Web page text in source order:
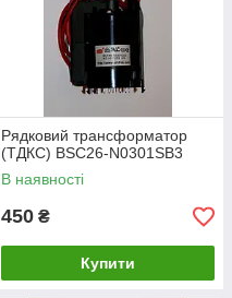
Рядковий трансформатор
(ТДКС) BSC26-N0301SB3
В наявності
450 ₴
Купити